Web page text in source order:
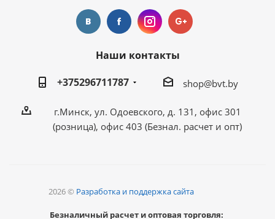
Наши контакты
+375296711787
shop@bvt.by
г.Минск, ул. Одоевского, д. 131, офис 301
(розница), офис 403 (Безнал. расчет и опт)
2026 © Разработка и поддержка сайта
Безналичный расчет и оптовая торговля: